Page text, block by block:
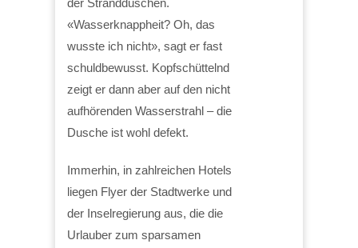
«Wasserknappheit? Oh, das
wusste ich nicht», sagt er fast
schuldbewusst. Kopfschüttelnd
zeigt er dann aber auf den nicht
aufhörenden Wasserstrahl – die
Dusche ist wohl defekt.
Immerhin, in zahlreichen Hotels
liegen Flyer der Stadtwerke und
der Inselregierung aus, die die
Urlauber zum sparsamen